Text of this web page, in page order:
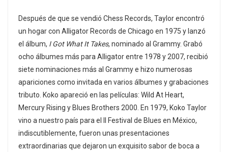
Después de que se vendió Chess Records, Taylor encontró
un hogar con Alligator Records de Chicago en 1975 y lanzó
el álbum, I Got What It Takes, nominado al Grammy. Grabó
ocho álbumes más para Alligator entre 1978 y 2007, recibió
siete nominaciones más al Grammy e hizo numerosas
apariciones como invitada en varios álbumes y grabaciones
tributo. Koko apareció en las películas: Wild At Heart,
Mercury Rising y Blues Brothers 2000. En 1979, Koko Taylor
vino a nuestro país para el II Festival de Blues en México,
indiscutiblemente, fueron unas presentaciones
extraordinarias que dejaron un exquisito sabor de boca a